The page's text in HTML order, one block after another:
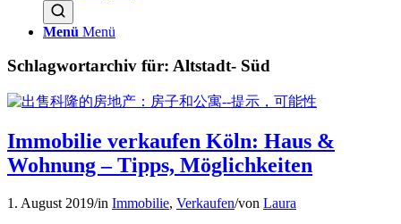
Menü Menü
Schlagwortarchiv für: Altstadt- Süd
Immobilie verkaufen Köln: Haus &
Wohnung – Tipps, Möglichkeiten
1. August 2019/in Immobilie, Verkaufen/von Laura